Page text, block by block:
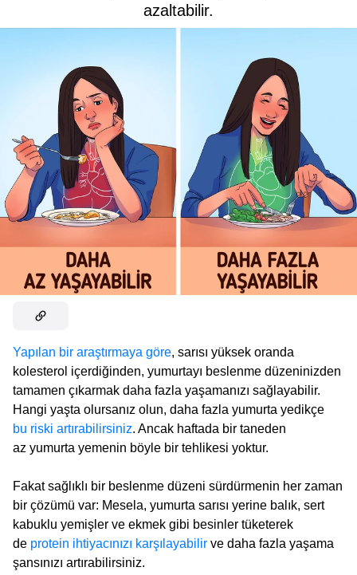
azaltabilir.
Yapılan bir araştırmaya göre, sarısı yüksek oranda
kolesterol içerdiğinden, yumurtayı beslenme düzeninizden
tamamen çıkarmak daha fazla yaşamanızı sağlayabilir.
Hangi yaşta olursanız olun, daha fazla yumurta yedikçe
bu riski artırabilirsiniz. Ancak haftada bir taneden
az yumurta yemenin böyle bir tehlikesi yoktur.
Fakat sağlıklı bir beslenme düzeni sürdürmenin her zaman
bir çözümü var: Mesela, yumurta sarısı yerine balık, sert
kabuklu yemişler ve ekmek gibi besinler tüketerek
de protein ihtiyacınızı karşılayabilir ve daha fazla yaşama
şansınızı artırabilirsiniz.